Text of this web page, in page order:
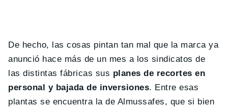
De hecho, las cosas pintan tan mal que la marca ya
anunció hace más de un mes a los sindicatos de
las distintas fábricas sus planes de recortes en
personal y bajada de inversiones. Entre esas
plantas se encuentra la de Almussafes, que si bien